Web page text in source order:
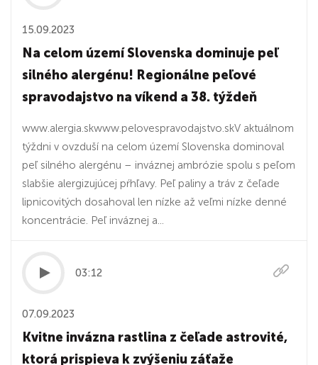
15.09.2023
Na celom území Slovenska dominuje peľ
silného alergénu! Regionálne peľové
spravodajstvo na víkend a 38. týždeň
www.alergia.skwww.pelovespravodajstvo.skV aktuálnom
týždni v ovzduší na celom území Slovenska dominoval
peľ silného alergénu – inváznej ambrózie spolu s peľom
slabšie alergizujúcej pŕhľavy. Peľ paliny a tráv z čeľade
lipnicovitých dosahoval len nízke až veľmi nízke denné
koncentrácie. Peľ inváznej a...
03:12
07.09.2023
Kvitne invázna rastlina z čeľade astrovité,
ktorá prispieva k zvýšeniu záťaže